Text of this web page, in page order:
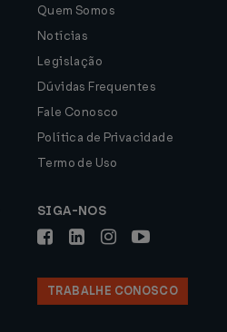
Quem Somos
Notícias
Legislação
Dúvidas Frequentes
Fale Conosco
Política de Privacidade
Termo de Uso
SIGA-NOS
TRABALHE CONOSCO